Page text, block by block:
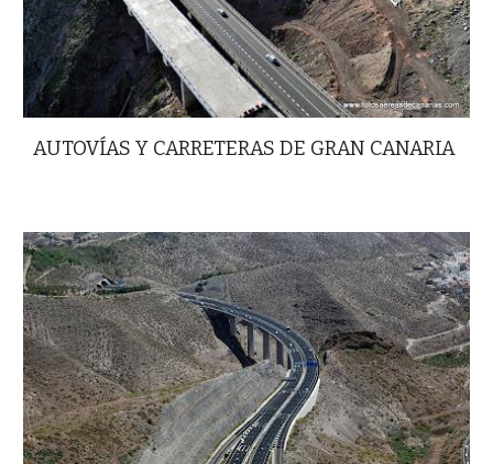
AUTOVÍAS Y CARRETERAS DE GRAN CANARIA